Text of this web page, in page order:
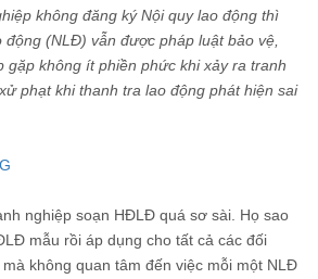
không đăng ký Nội quy lao động thì
động (NLĐ) vẫn được pháp luật bảo vệ,
gặp không ít phiền phức khi xảy ra tranh
phạt khi thanh tra lao động phát hiện sai
nghiệp soạn HĐLĐ quá sơ sài. Họ sao
mẫu rồi áp dụng cho tất cả các đối
không quan tâm đến việc mỗi một NLĐ